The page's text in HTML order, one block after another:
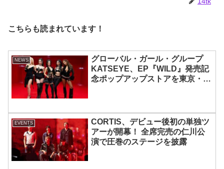
こちらも読まれています！
NEWS
グローバル・ガール・グループ
KATSEYE、EP『WILD』発売記
念ポップアップストアを東京・原
EVENTS
CORTIS、デビュー後初の単独ツ
アーが開幕！ 全席完売の仁川公
演で圧巻のステージを披露